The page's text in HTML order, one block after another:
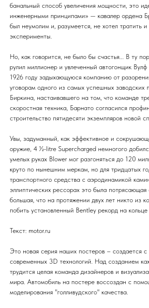
банальный способ увеличения мощности, это
инженерными принципами» — кавалер ордена
был неумолим и, разумеется, не хотел тратить
эксперименты.
Но, как говорится, не было бы счастья... В ту
рулил миллионер и увлеченный автогонщик
1926 году задыхающуюся компанию от
уговорам одного из самых успешных заводских
Биркина, настаивавшего на том, что команде
скоростная техника, Барнато согласился
строительство пятидесяти экземпляров новой
Увы, задуманный, как эффективное и
оружие, 4 ½-litre Supercharged немногого
умелых руках Blower мог разгоняться до 120
круто по нынешним меркам, но для тридцатых
транспортного средства с аэродинамикой
эллиптических рессорах это была потрясающая
большая, что на протяжении двух лет никто из
побить установленный Bentley рекорд на кольце
Текст: motor.ru
Это новая серия наших постеров – создается
современных 3D технологий. Над созданием
трудится целая команда дизайнеров и
мира. Автомобиль на постере воссоздан с
моделирования "голливудского" качества.